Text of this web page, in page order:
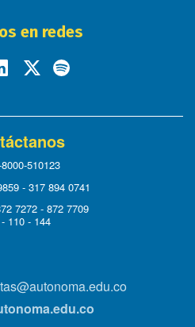
en redes
510123
- 317 894 0741
7272 - 872 7709
110 - 144